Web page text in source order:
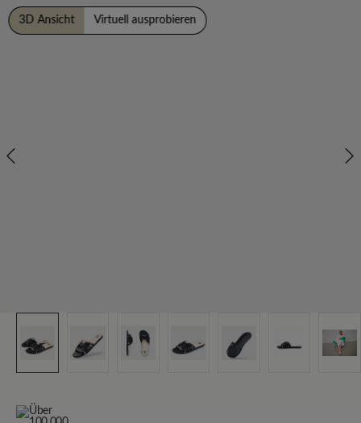
Bildergalerie überspringen
3D Ansicht Virtuell ausprobieren